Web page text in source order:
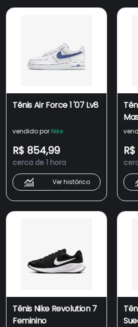
Tênis Air Force 1 '07 Lv8
vendido por Nike
R$ 854,99
cerca de 1 hora
Ver histórico
Tênis Nike Revolution 7
Feminino